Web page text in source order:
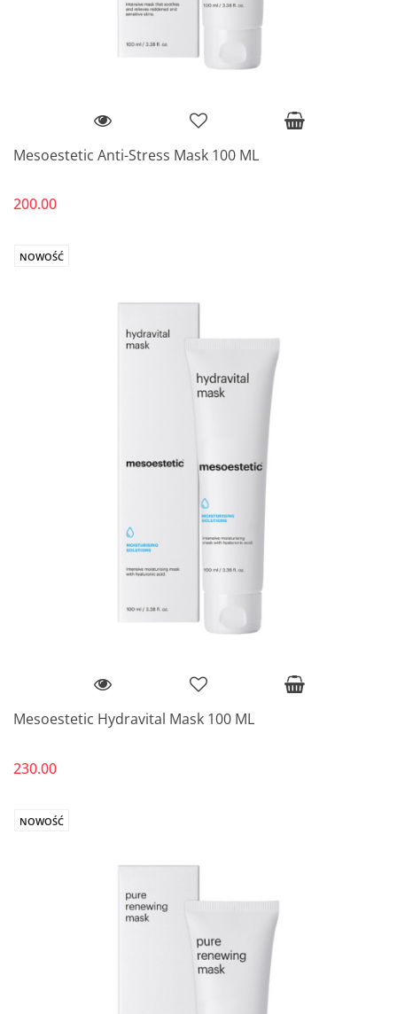
Mesoestetic Anti-Stress Mask 100 ML
200.00
NOWOŚĆ
Mesoestetic Hydravital Mask 100 ML
230.00
NOWOŚĆ